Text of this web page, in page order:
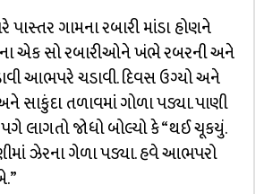
પાસ્તર ગામના રબારી માંડા હોણને
એક સો રબારીઓને ખંભે રબરની અને
આભપરે ચડાવી. દિવસ ઉગ્યો અને
સાકુંદા તળાવમાં ગોળા પડ્યા. પાણી
લાગતો જોધો બોલ્યો કે “થઈ ચૂકયું.
ઝેરના ગેળા પડ્યા. હવે આભપરો